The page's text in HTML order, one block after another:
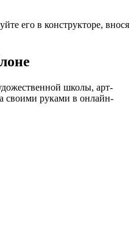
его в конструкторе, внося
школы, арт-
своими руками в онлайн-